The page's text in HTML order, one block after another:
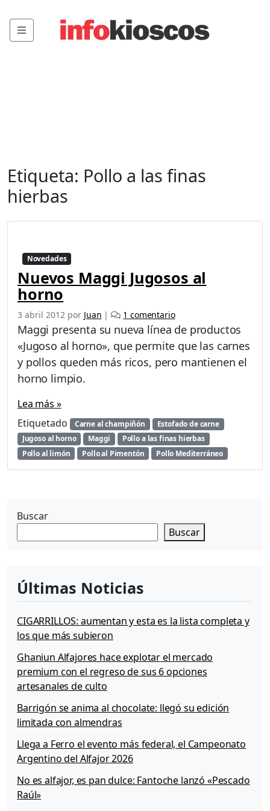
Menu
Etiqueta: Pollo a las finas
hierbas
Novedades
Nuevos Maggi Jugosos al
horno
3 abril 2012 por Juan | 1 comentarioe
n
u
e
a
g
g
s
o
o
r
Maggi presenta su nueva línea de productos
«Jugoso al horno», que permite que las carnes
y pollos queden más ricos, pero mantienen el
horno limpio.
Lea más »
Etiquetado
Carne al champiñón
Estofado de carne
Jugoso al horno
Maggi
Pollo a las finas hierbas
Pollo al limón
Pollo al Pimentón Pollo Mediterráneo
Buscar
Buscar
Últimas Noticias
CIGARRILLOS: aumentan y esta es la lista completa y
los que más subieron
Ghaniun Alfajores hace explotar el mercado
premium con el regreso de sus 6 opciones
artesanales de culto
Barrigón se anima al chocolate: llegó su edición
limitada con almendras
Llega a Ferro el evento más federal, el Campeonato
Argentino del Alfajor 2026
No es alfajor, es pan dulce: Fantoche lanzó «Pescado
Raúl»